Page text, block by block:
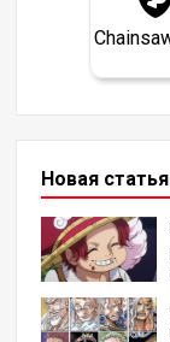
Новая статья